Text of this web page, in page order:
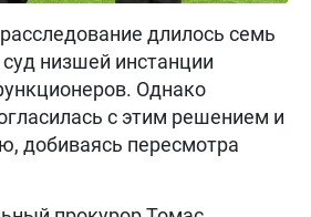
длилось семь
суд низшей инстанции
Однако
с этим решением и
добиваясь пересмотра